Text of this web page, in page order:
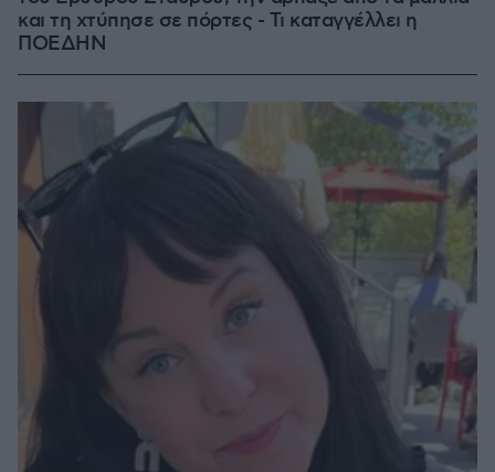
και τη χτύπησε σε πόρτες - Τι καταγγέλλει η
ΠΟΕΔΗΝ